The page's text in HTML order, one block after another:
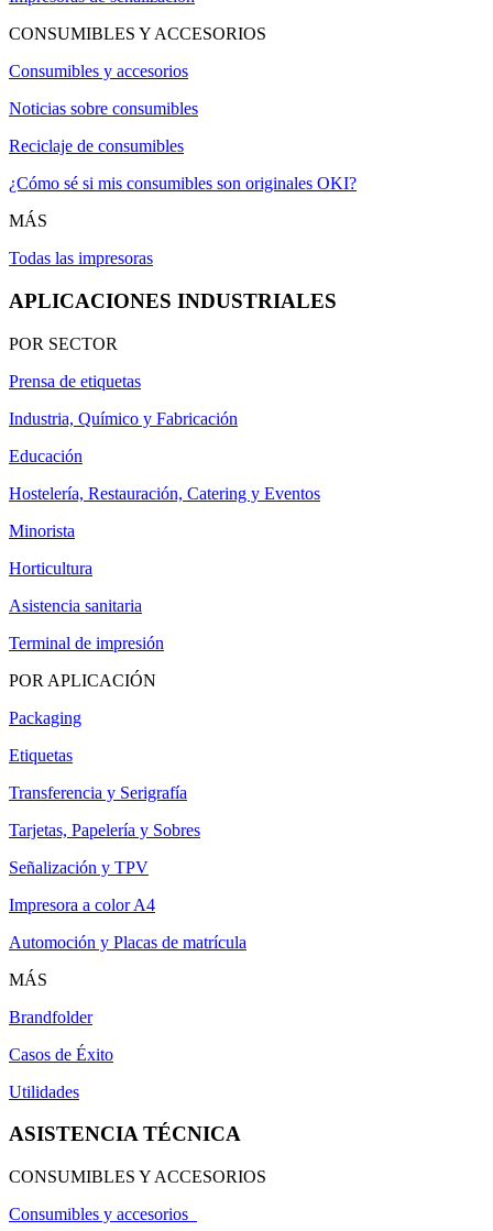
CONSUMIBLES Y ACCESORIOS
Consumibles y accesorios
Noticias sobre consumibles
Reciclaje de consumibles
¿Cómo sé si mis consumibles son originales OKI?
MÁS
Todas las impresoras
APLICACIONES INDUSTRIALES
POR SECTOR
Prensa de etiquetas
Industria, Químico y Fabricación
Educación
Hostelería, Restauración, Catering y Eventos
Minorista
Horticultura
Asistencia sanitaria
Terminal de impresión
POR APLICACIÓN
Packaging
Etiquetas
Transferencia y Serigrafía
Tarjetas, Papelería y Sobres
Señalización y TPV
Impresora a color A4
Automoción y Placas de matrícula
MÁS
Brandfolder
Casos de Éxito
Utilidades
ASISTENCIA TÉCNICA
CONSUMIBLES Y ACCESORIOS
Consumibles y accesorios